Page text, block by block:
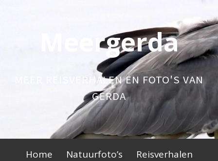
Meergerda
MEER REISVERHALEN EN FOTO'S VAN
GERDA
Home Natuurfoto’s
Reisverhalen